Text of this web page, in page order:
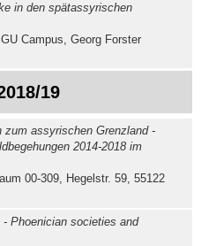
in den spätassyrischen
Campus, Georg Forster
19
zum assyrischen Grenzland -
2014-2018 im
00-309, Hegelstr. 59, 55122
Phoenician societies and